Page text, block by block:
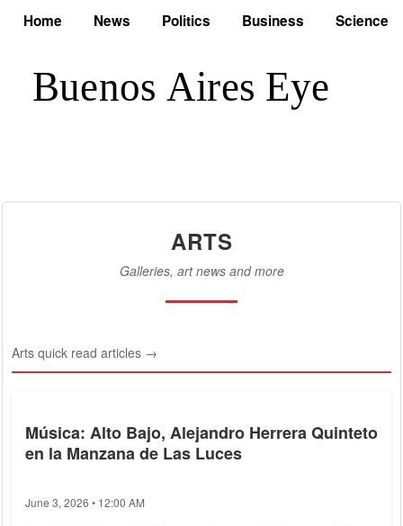
Home News Politics Business Science
ARTS
Galleries, art news and more
Arts quick read articles →
Música: Alto Bajo, Alejandro Herrera Quinteto
en la Manzana de Las Luces
June 3, 2026 • 12:00 AM